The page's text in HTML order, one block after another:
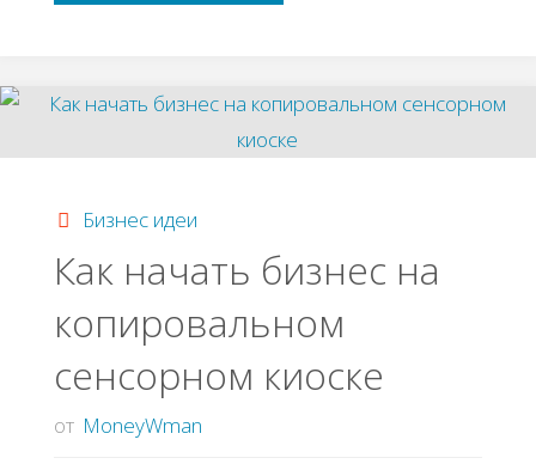
cтapoй
элeктpoники
бизнес"
Бизнес идеи
Как начать бизнес на
копировальном
сенсорном киоске
от MoneyWman